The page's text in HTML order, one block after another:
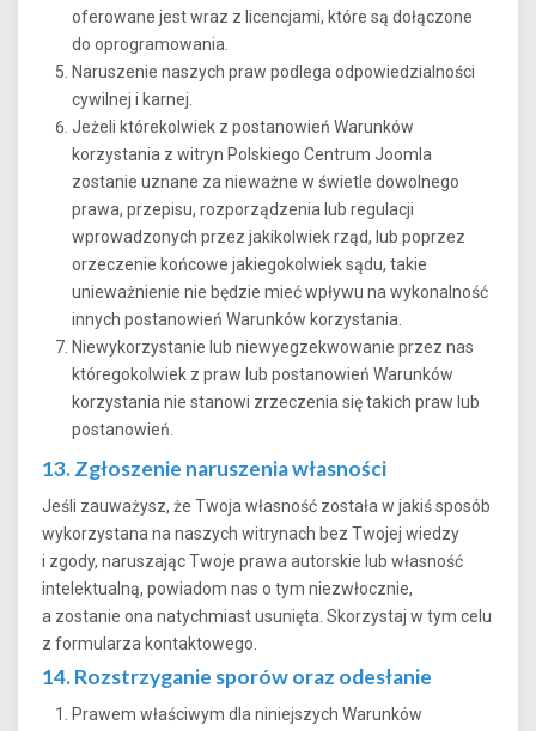
oferowane jest wraz z licencjami, które są dołączone
do oprogramowania.
Naruszenie naszych praw podlega odpowiedzialności
cywilnej i karnej.
Jeżeli którekolwiek z postanowień Warunków
korzystania z witryn Polskiego Centrum Joomla
zostanie uznane za nieważne w świetle dowolnego
prawa, przepisu, rozporządzenia lub regulacji
wprowadzonych przez jakikolwiek rząd, lub poprzez
orzeczenie końcowe jakiegokolwiek sądu, takie
unieważnienie nie będzie mieć wpływu na wykonalność
innych postanowień Warunków korzystania.
Niewykorzystanie lub niewyegzekwowanie przez nas
któregokolwiek z praw lub postanowień Warunków
korzystania nie stanowi zrzeczenia się takich praw lub
postanowień.
13. Zgłoszenie naruszenia własności
Jeśli zauważysz, że Twoja własność została w jakiś sposób
wykorzystana na naszych witrynach bez Twojej wiedzy
i zgody, naruszając Twoje prawa autorskie lub własność
intelektualną, powiadom nas o tym niezwłocznie,
a zostanie ona natychmiast usunięta. Skorzystaj w tym celu
z formularza kontaktowego.
14. Rozstrzyganie sporów oraz odesłanie
Prawem właściwym dla niniejszych Warunków